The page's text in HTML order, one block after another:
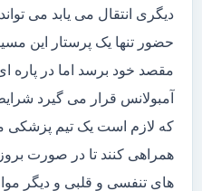
دیگری انتقال می یابد می
حضور تنها یک پرستار این
مقصد خود برسد اما در پاره
آمبولانس قرار می گیرد
که لازم است یک تیم پزشکی
همراهی کنند تا در صورت بروز
های تنفسی و قلبی و دیگر